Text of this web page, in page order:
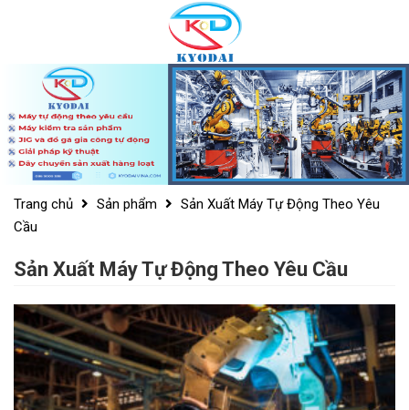
Trang chủ Sản phẩm
Sản Xuất Máy Tự Động Theo Yêu
Cầu
Sản Xuất Máy Tự Động Theo Yêu Cầu